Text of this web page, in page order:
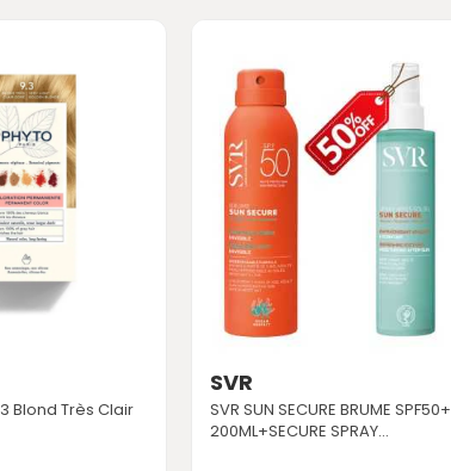
Blond Très Clair
SVR
SVR SUN SECURE BRUME SPF50+
200ML+SECURE SPRAY...